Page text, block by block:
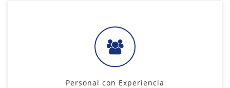
Personal con Experiencia